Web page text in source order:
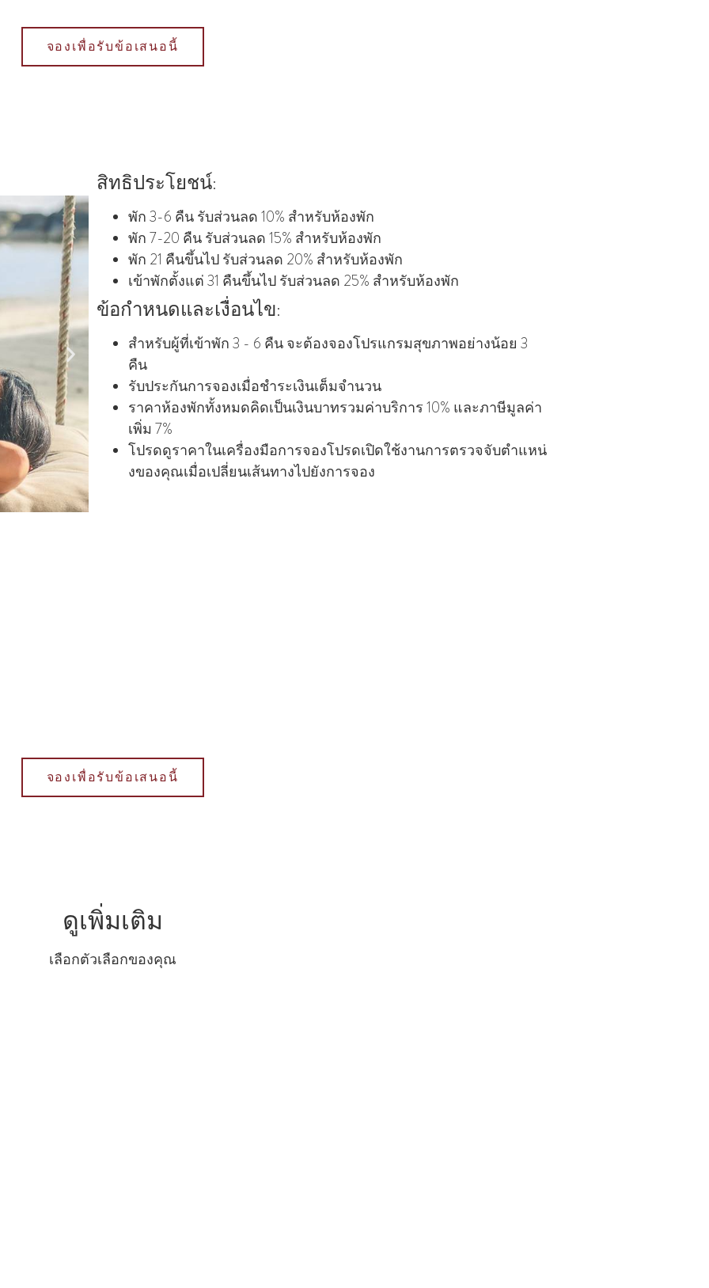
จองเพื่อรับข้อเสนอนี้
สิทธิประโยชน์:
พัก 3-6 คืน รับส่วนลด 10% สําหรับห้องพัก
พัก 7-20 คืน รับส่วนลด 15% สําหรับห้องพัก
พัก 21 คืนขึ้นไป รับส่วนลด 20% สําหรับห้องพัก
เข้าพักตั้งแต่ 31 คืนขึ้นไป รับส่วนลด 25% สําหรับห้องพัก
ข้อกำหนดและเงื่อนไข:
สำหรับผู้ที่เข้าพัก 3 - 6 คืน จะต้องจองโปรแกรมสุขภาพอย่างน้อย 3
คืน
รับประกันการจองเมื่อชําระเงินเต็มจํานวน
ราคาห้องพักทั้งหมดคิดเป็นเงินบาทรวมค่าบริการ 10% และภาษีมูลค่า
เพิ่ม 7%
โปรดดูราคาในเครื่องมือการจองโปรดเปิดใช้งานการตรวจจับตําแหน่
งของคุณเมื่อเปลี่ยนเส้นทางไปยังการจอง
จองเพื่อรับข้อเสนอนี้
ดูเพิ่มเติม
เลือกตัวเลือกของคุณ